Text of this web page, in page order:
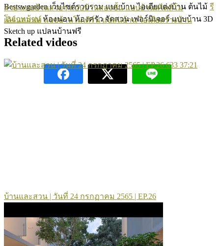
Bestswgarden เว็บไซต์รวบรวม แบบบ้าน ไอเดียแต่งบ้าน ต้นไม้ รี
โนเวทบ้านห้องนอน ห้องครัว จัดสวน เฟอร์นิเจอร์ แบบบ้าน 3D
Sketch up แปลนบ้านฟรี
สวยแบบบ้านสวยๆแบบบ้านสองชั้นแบบบ้านสไตล์โม
เดิร์นลอฟท์แบบบ้านโมเดิร์นแปลนบ้านไอเดียสร้างบ้าน
Related videos
633 37:21
บ้านและสวน | วันที่ 24 กรกฏาคม 2565 | EP.26